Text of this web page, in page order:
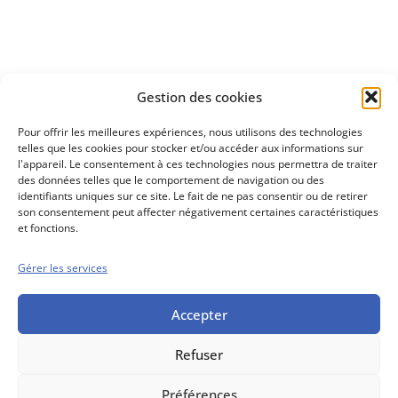
Gestion des cookies
Pour offrir les meilleures expériences, nous utilisons des technologies
telles que les cookies pour stocker et/ou accéder aux informations sur
l'appareil. Le consentement à ces technologies nous permettra de traiter
des données telles que le comportement de navigation ou des
identifiants uniques sur ce site. Le fait de ne pas consentir ou de retirer
son consentement peut affecter négativement certaines caractéristiques
et fonctions.
Gérer les services
Accepter
Refuser
Préférences
Découvrez
Conseils boursiers depuis 1952
Propos Utiles est
une publication
Conditions générales de vente